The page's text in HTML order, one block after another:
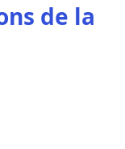
de la